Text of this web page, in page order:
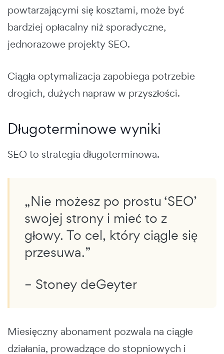
powtarzającymi się kosztami, może być
bardziej opłacalny niż sporadyczne,
jednorazowe projekty SEO.
Ciągła optymalizacja zapobiega potrzebie
drogich, dużych napraw w przyszłości.
Długoterminowe wyniki
SEO to strategia długoterminowa.
„Nie możesz po prostu ‘SEO’
swojej strony i mieć to z
głowy. To cel, który ciągle się
przesuwa.”
– Stoney deGeyter
Miesięczny abonament pozwala na ciągłe
działania, prowadzące do stopniowych i